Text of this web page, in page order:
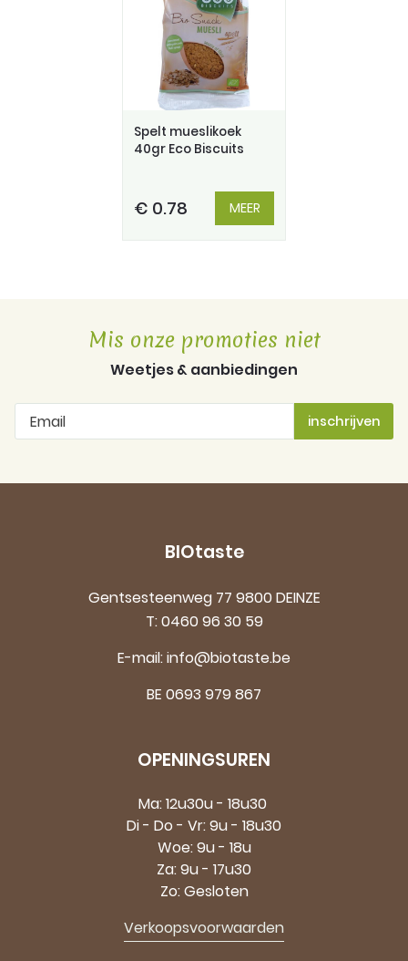
Spelt mueslikoek
40gr Eco Biscuits
€ 0.78 MEER
Mis onze promoties niet
Weetjes & aanbiedingen
BIOtaste
Gentsesteenweg 77 9800 DEINZE
T:0460 96 30 59
E-mail:info@biotaste.be
BE 0693 979 867
OPENINGSUREN
Ma: 12u30u - 18u30
Di - Do - Vr: 9u - 18u30
Woe: 9u - 18u
Za: 9u - 17u30
Zo: Gesloten
Verkoopsvoorwaarden